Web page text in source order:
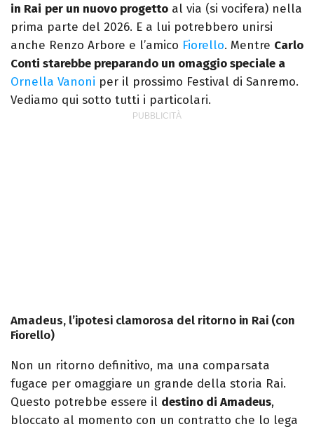
in Rai per un nuovo progetto al via (si vocifera) nella
prima parte del 2026. E a lui potrebbero unirsi
anche Renzo Arbore e l’amico Fiorello. Mentre Carlo
Conti starebbe preparando un omaggio speciale a
Ornella Vanoni per il prossimo Festival di Sanremo.
Vediamo qui sotto tutti i particolari.
Amadeus, l’ipotesi clamorosa del ritorno in Rai (con
Fiorello)
Non un ritorno definitivo, ma una comparsata
fugace per omaggiare un grande della storia Rai.
Questo potrebbe essere il destino di Amadeus,
bloccato al momento con un contratto che lo lega